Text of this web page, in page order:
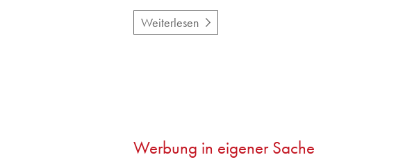
Weiterlesen
Werbung in eigener Sache